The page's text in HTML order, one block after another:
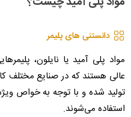
دانستنی های پلیمر
مواد پلی آمید یا نایلون،
عالی هستند که در صنایع مختلف
تولید شده و با توجه به خواص
استفاده می‌شوند.